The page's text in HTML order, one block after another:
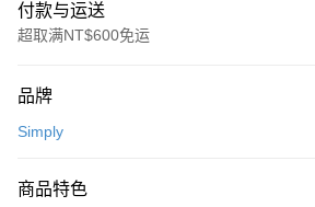
付款与运送
超取满NT$600免运
信用卡一次付款
LINE Pay
品牌
Simply
商品特色